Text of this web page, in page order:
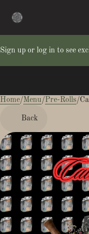
Sign up or log in to see
Home/Menu/Pre-Rolls/
Back
0